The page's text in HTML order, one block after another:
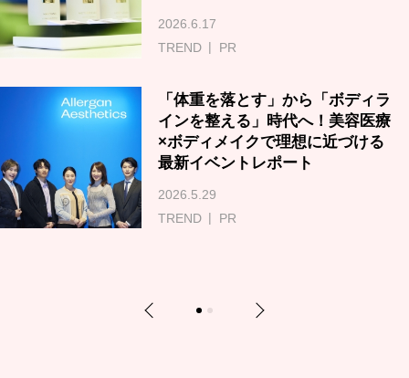
2026.6.17
TREND
PR
「体重を落とす」から「ボディラ
インを整える」時代へ！美容医療
×ボディメイクで理想に近づける
最新イベントレポート
2026.5.29
TREND
PR
Previous 1 2 Next